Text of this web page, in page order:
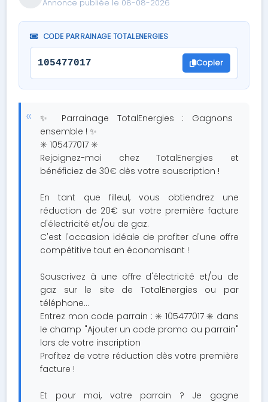
Annonce publiée le 08-08-2026
CODE PARRAINAGE TOTALENERGIES
105477017 Copier
✨ Parrainage TotalEnergies : Gagnons
ensemble ! ✨
✳️ 105477017 ✳️
Rejoignez-moi chez TotalEnergies et
bénéficiez de 30€ dès votre souscription !
En tant que filleul, vous obtiendrez une
réduction de 20€ sur votre première facture
d'électricité et/ou de gaz.
C'est l'occasion idéale de profiter d'une offre
compétitive tout en économisant !
Souscrivez à une offre d'électricité et/ou de
gaz sur le site de TotalEnergies ou par
téléphone...
Entrez mon code parrain : ✳️ 105477017 ✳️ dans
le champ "Ajouter un code promo ou parrain"
lors de votre inscription
Profitez de votre réduction dès votre première
facture !
Et pour moi, votre parrain ? Je gagne